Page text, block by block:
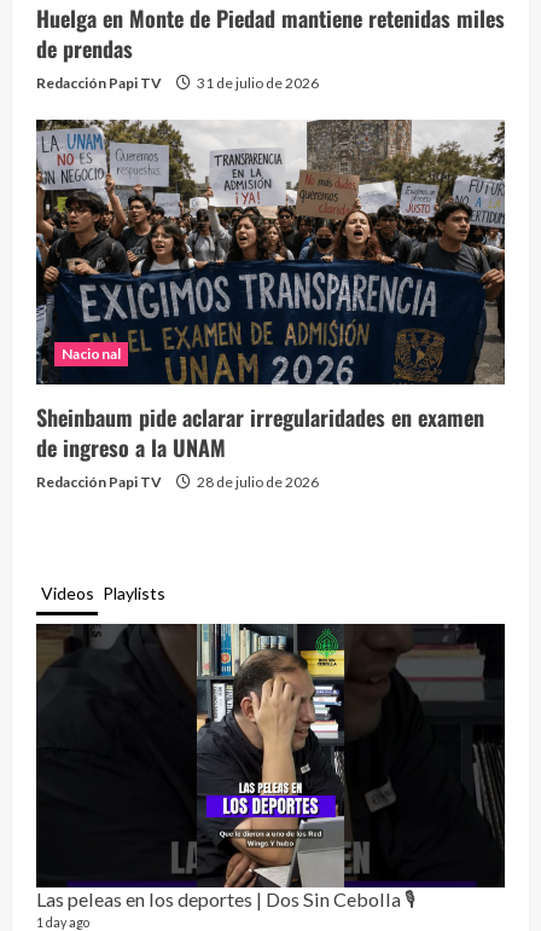
Huelga en Monte de Piedad mantiene retenidas miles
de prendas
Redacción Papi TV 31 de julio de 2026
Nacional
Sheinbaum pide aclarar irregularidades en examen
de ingreso a la UNAM
Redacción Papi TV 28 de julio de 2026
Videos Playlists
Las peleas en los deportes | Dos Sin Cebolla 🎙️
1 day ago